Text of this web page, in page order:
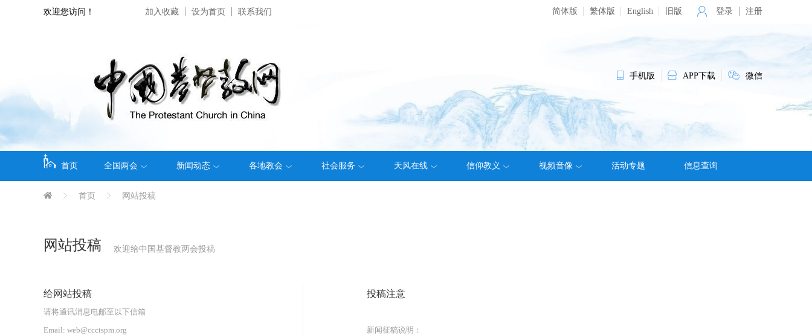
欢迎您访问！ 加入收藏 设为首页 联系我们 简体版 繁体版 English 旧版 登录 注册
手机版 APP下载 微信
首页 全国两会 新闻动态 各地教会 社会服务 天风在线 信仰教义 视频音像 活动专题 信息查询
首页 网站投稿
网站投稿 欢迎给中国基督教两会投稿
给网站投稿
请将通讯消息电邮至以下信箱
Email: web@ccctspm.org
投稿注意
新闻征稿说明：